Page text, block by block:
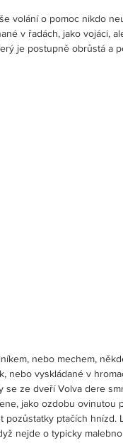
volání o pomoc nikdo
v řadách, jako vojáci,
je postupně obrůstá a
nebo mechem,
nebo vyskládané v
se ze dveří Volva dere
jako ozdobu ovinutou
pozůstatky ptačích
nejde o typicky